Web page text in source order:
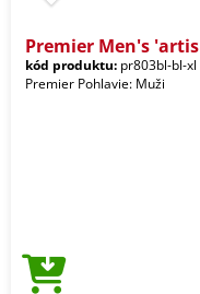
Premier Men's 'artis
kód produktu: pr803bl-bl-xl
Premier Pohlavie: Muži